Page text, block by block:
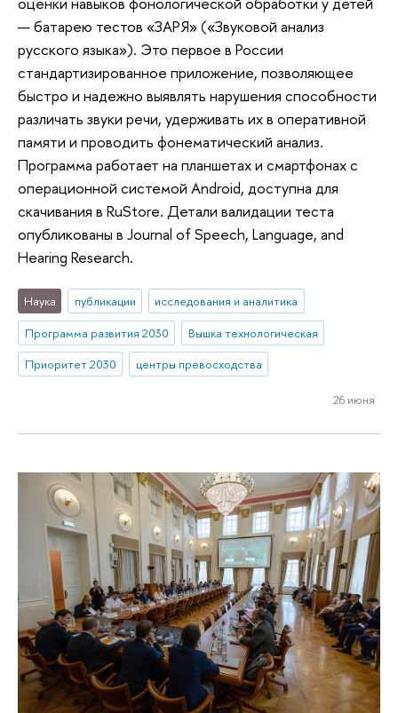
— батарею тестов «ЗАРЯ» («Звуковой анализ
русского языка»). Это первое в России
стандартизированное приложение, позволяющее
быстро и надежно выявлять нарушения способности
различать звуки речи, удерживать их в оперативной
памяти и проводить фонематический анализ.
Программа работает на планшетах и смартфонах с
операционной системой Android, доступна для
скачивания в RuStore. Детали валидации теста
опубликованы в Journal of Speech, Language, and
Hearing Research.
Наука публикации
исследования и аналитика
Программа развития 2030
Вышка технологическая
Приоритет 2030
центры превосходства
26 июня